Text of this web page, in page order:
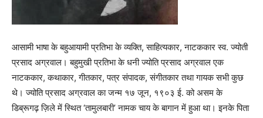
आसामी भाषा के बहुआयामी प्रतिभा के व्यक्ति, साहित्यकार, नाटककार स्व. ज्योती
प्रसाद अग्रवाल। बहुमुखी प्रतिभा के धनी ज्योति प्रसाद अग्रवाल एक
नाटककार, कथाकार, गीतकार, पत्र संपादक, संगीतकार तथा गायक सभी कुछ
थे। ज्योति प्रसाद अग्रवाल का जन्म १७ जून, १९०३ ई. को असम के
डिब्रूगढ़ ज़िले में स्थित ‘तामुलबारी’ नामक चाय के बागान में हुआ था। इनके पिता